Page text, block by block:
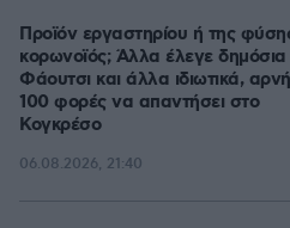
Προϊόν εργαστηρίου ή της
κορωνοϊός; Άλλα έλεγε
Φάουτσι και άλλα ιδιωτικά,
100 φορές να απαντήσει στο
Κογκρέσο
06.08.2026, 21:40